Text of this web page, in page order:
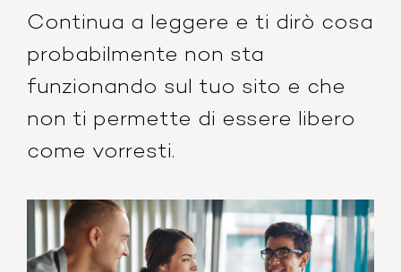
Continua a leggere e ti dirò cosa
probabilmente non sta
funzionando sul tuo sito e che
non ti permette di essere libero
come vorresti.